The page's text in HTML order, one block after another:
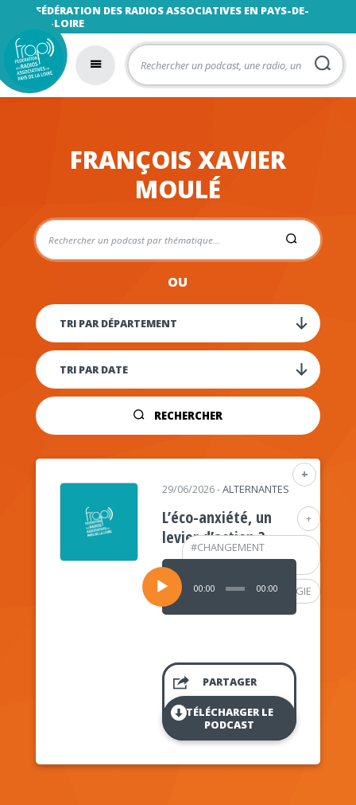
FÉDÉRATION DES RADIOS ASSOCIATIVES EN PAYS-DE-
LA-LOIRE
FRANÇOIS XAVIER
MOULÉ
OU
RECHERCHER
+
+
#CHANGEMENT
CLIMATIQUE
#PSYCHOLOGIE
29/06/2026-ALTERNANTES
L’éco-anxiété, un
levier d’action ?
Lecteur
audio
00:00 00:00
PARTAGER
TÉLÉCHARGER LE
PODCAST